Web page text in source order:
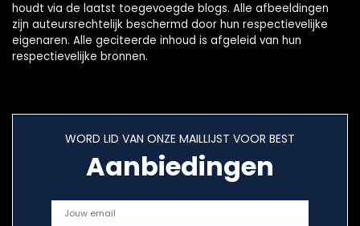
houdt via de laatst toegevoegde blogs. Alle afbeeldingen
zijn auteursrechtelijk beschermd door hun respectievelijke
eigenaren. Alle geciteerde inhoud is afgeleid van hun
respectievelijke bronnen.
WORD LID VAN ONZE MAILLIJST VOOR BEST
Aanbiedingen